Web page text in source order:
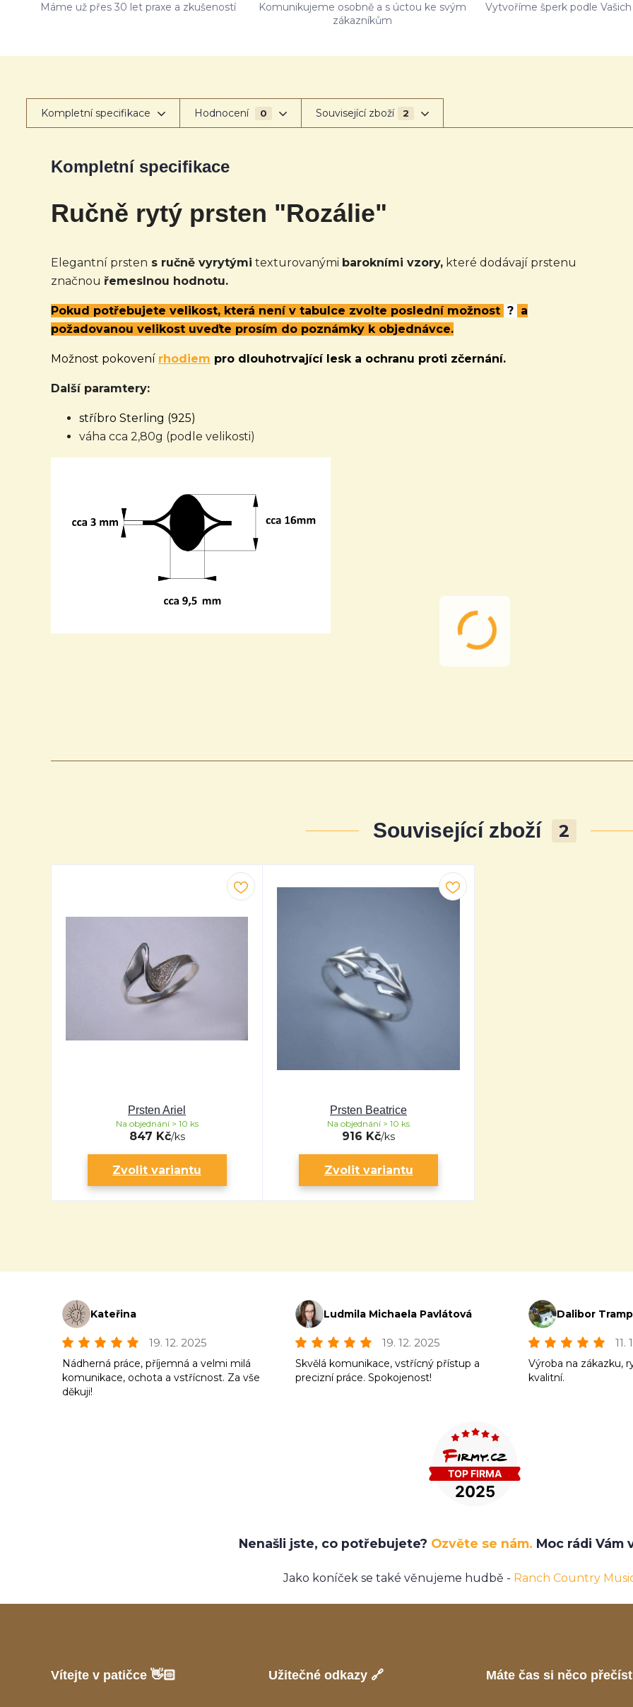
Máme už přes 30 let praxe a zkušeností
Komunikujeme osobně a s úctou ke svým
zákazníkům
Vytvoříme šperk podle
Kompletní specifikace Hodnocení 0 Související zboží 2
Kompletní specifikace
Ručně rytý prsten "Rozálie"
Elegantní prsten s ručně vyrytými texturovanými barokními vzory, které dodávají prstenu
značnou řemeslnou hodnotu.
Pokud potřebujete velikost, která není v tabulce zvolte poslední možnost ? a
požadovanou velikost uveďte prosím do poznámky k objednávce.
Možnost pokovení rhodiem pro dlouhotrvající lesk a ochranu proti zčernání.
Další paramtery:
stříbro Sterling (925)
váha cca 2,80g (podle velikosti)
Související zboží 2
Prsten Ariel
847 Kč/ks
Na objednání > 10 ks
Zvolit variantu
Prsten Beatrice
916 Kč/ks
Na objednání > 10 ks
Zvolit variantu
Kateřina
19. 12. 2025
Nádherná práce, příjemná a velmi milá
komunikace, ochota a vstřícnost. Za vše
děkuji!
Ludmila Michaela Pavlátová
19. 12. 2025
Skvělá komunikace, vstřícný přístup a
precizní práce. Spokojenost!
Dalibor
11.
Výroba na zákazku,
kvalitní.
Nenašli jste, co potřebujete? Ozvěte se nám. Moc rádi Vám
Jako koníček se také věnujeme hudbě - Ranch Country
Vítejte v patičce 👋🏻 Užitečné odkazy 🔗 Máte čas si něco